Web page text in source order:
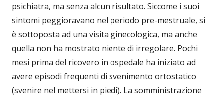
psichiatra, ma senza alcun risultato. Siccome i suoi
sintomi peggioravano nel periodo pre-mestruale, si
è sottoposta ad una visita ginecologica, ma anche
quella non ha mostrato niente di irregolare. Pochi
mesi prima del ricovero in ospedale ha iniziato ad
avere episodi frequenti di svenimento ortostatico
(svenire nel mettersi in piedi). La somministrazione